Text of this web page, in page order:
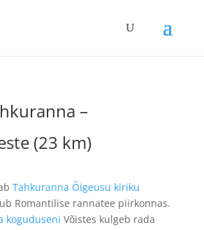
–
(23 km)
Tahkuranna Õigeusu kiriku
Romantilise rannatee piirkonnas.
koguduseni Võistes kulgeb rada